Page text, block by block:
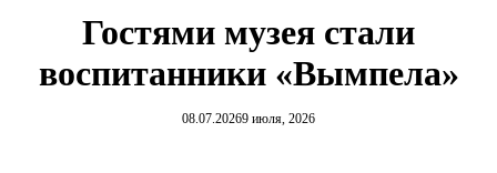
Гостями музея стали
воспитанники «Вымпела»
08.07.20269 июля, 2026